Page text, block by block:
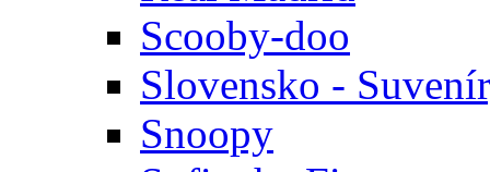
Scooby-doo
Slovensko -
Snoopy